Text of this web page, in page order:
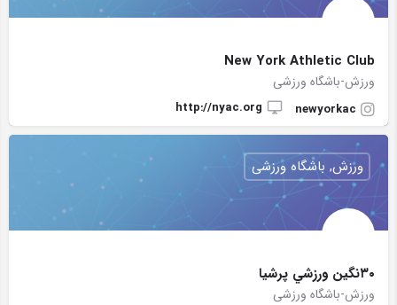
New York Athletic Club
ورزش-باشگاه ورزشی
newyorkac
http://nyac.org
٣٠نگين ورزشي پرشيا
ورزش-باشگاه ورزشی
ورزش, باشگاه ورزشی